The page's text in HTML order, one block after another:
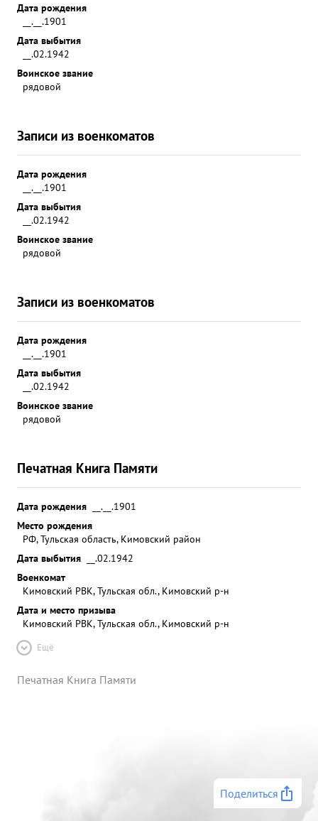
Дата рождения
__.__.1901
Дата выбытия
__.02.1942
Воинское звание
рядовой
Записи из военкоматов
Дата рождения
__.__.1901
Дата выбытия
__.02.1942
Воинское звание
рядовой
Записи из военкоматов
Дата рождения
__.__.1901
Дата выбытия
__.02.1942
Воинское звание
рядовой
Печатная Книга Памяти
Дата рождения
__.__.1901
Место рождения
РФ, Тульская область, Кимовский район
Дата выбытия
__.02.1942
Военкомат
Кимовский РВК, Тульская обл., Кимовский р-н
Дата и место призыва
Кимовский РВК, Тульская обл., Кимовский р-н
Ещё
Печатная Книга Памяти
Поделиться